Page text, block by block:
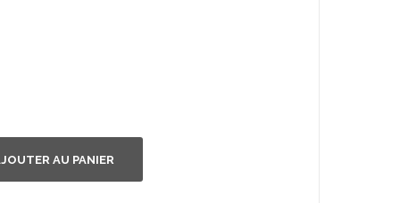
AU PANIER